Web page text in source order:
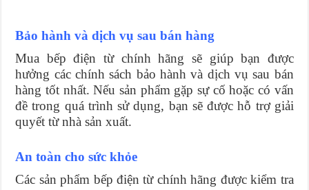
Bảo hành và dịch vụ sau bán hàng
Mua bếp điện từ chính hãng sẽ giúp bạn được
hưởng các chính sách bảo hành và dịch vụ sau bán
hàng tốt nhất. Nếu sản phẩm gặp sự cố hoặc có vấn
đề trong quá trình sử dụng, bạn sẽ được hỗ trợ giải
quyết từ nhà sản xuất.
An toàn cho sức khỏe
Các sản phẩm bếp điện từ chính hãng được kiểm tra